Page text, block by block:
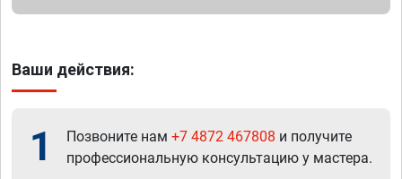
Ваши действия:
1 Позвоните нам +7 4872 467808 и получите
профессиональную консультацию у мастера.